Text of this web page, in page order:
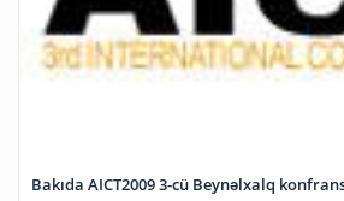
Bakıda AICT2009 3-cü Beynəlxalq